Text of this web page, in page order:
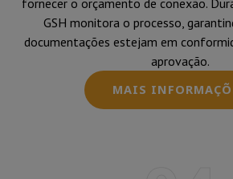
fornecer o orçamento de conexão.
GSH monitora o processo,
documentações estejam em
aprovação.
MAIS